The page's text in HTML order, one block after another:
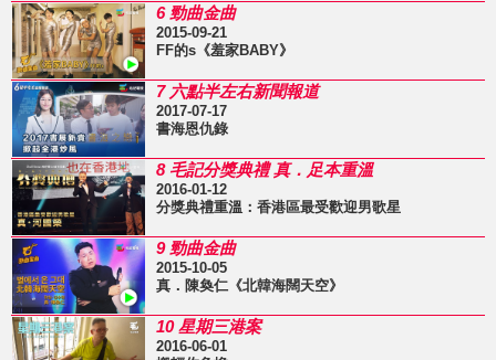
6 勁曲金曲
2015-09-21
FF的s《羞家BABY》
7 六點半左右新聞報道
2017-07-17
書海恩仇錄
8 毛記分獎典禮 真．足本重溫
2016-01-12
分獎典禮重溫：香港區最受歡迎男歌星
9 勁曲金曲
2015-10-05
真．陳奐仁《北韓海闊天空》
10 星期三港案
2016-06-01